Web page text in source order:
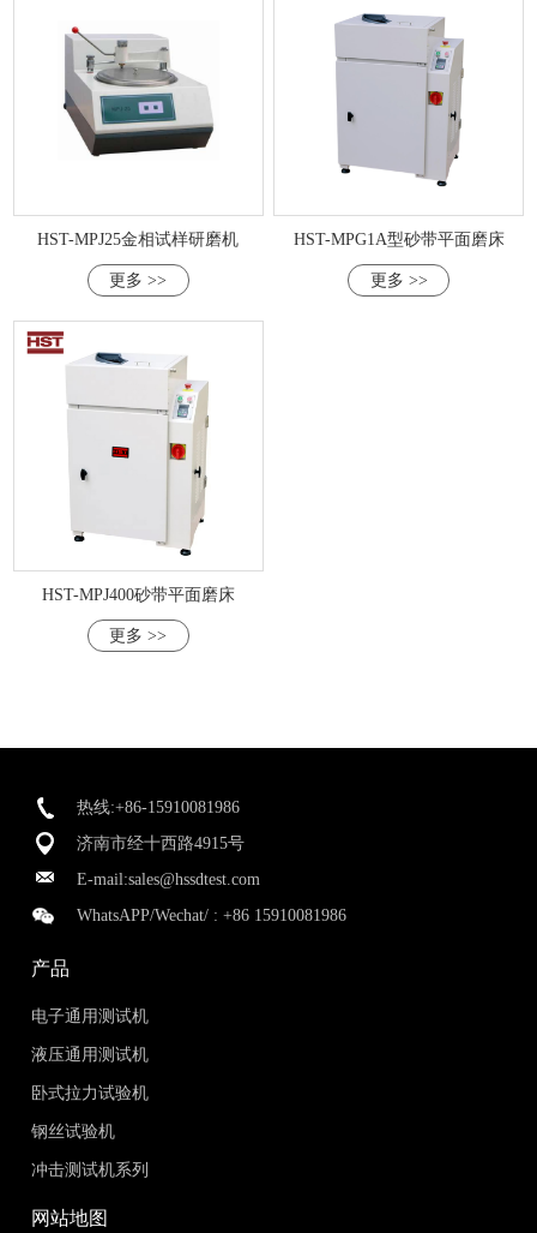
HST-MPJ25金相试样研磨机
更多 >>
HST-MPG1A型砂带平面磨床
更多 >>
HST-MPJ400砂带平面磨床
更多 >>
热线:+86-15910081986
济南市经十西路4915号
E-mail:sales@hssdtest.com
WhatsAPP/Wechat/ :+86 15910081986
产品
电子通用测试机
液压通用测试机
卧式拉力试验机
钢丝试验机
冲击测试机系列
网站地图